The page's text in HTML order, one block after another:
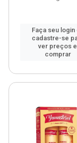
Faça seu login
cadastre-se
ver preços e
comprar